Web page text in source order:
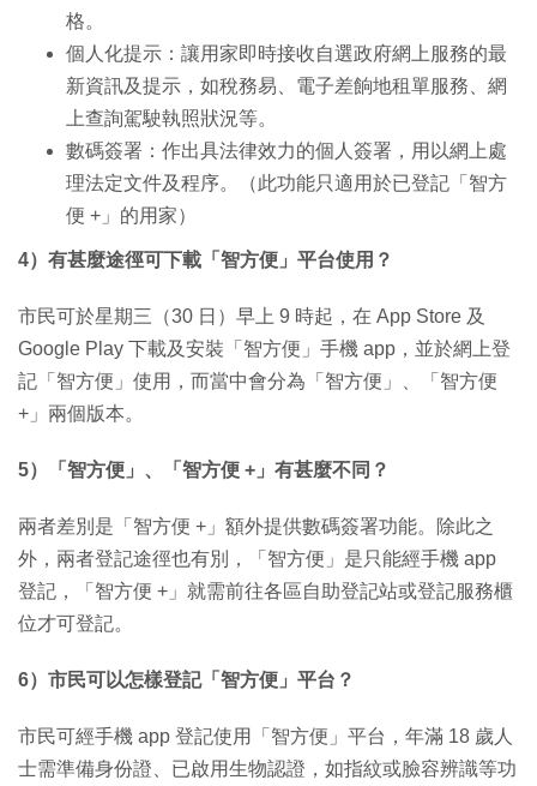
格。
個人化提示：讓用家即時接收自選政府網上服務的最
新資訊及提示，如稅務易、電子差餉地租單服務、網
上查詢駕駛執照狀況等。
數碼簽署：作出具法律效力的個人簽署，用以網上處
理法定文件及程序。（此功能只適用於已登記「智方
便 +」的用家）
4）有甚麼途徑可下載「智方便」平台使用？
市民可於星期三（30 日）早上 9 時起，在 App Store 及
Google Play 下載及安裝「智方便」手機 app，並於網上登
記「智方便」使用，而當中會分為「智方便」、「智方便
+」兩個版本。
5）「智方便」、「智方便 +」有甚麼不同？
兩者差別是「智方便 +」額外提供數碼簽署功能。除此之
外，兩者登記途徑也有別，「智方便」是只能經手機 app
登記，「智方便 +」就需前往各區自助登記站或登記服務櫃
位才可登記。
6）市民可以怎樣登記「智方便」平台？
市民可經手機 app 登記使用「智方便」平台，年滿 18 歲人
士需準備身份證、已啟用生物認證，如指紋或臉容辨識等功